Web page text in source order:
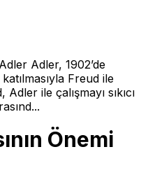
Adler, 1902’de
Freud ile
ile çalışmayı sıkıcı
Önemi